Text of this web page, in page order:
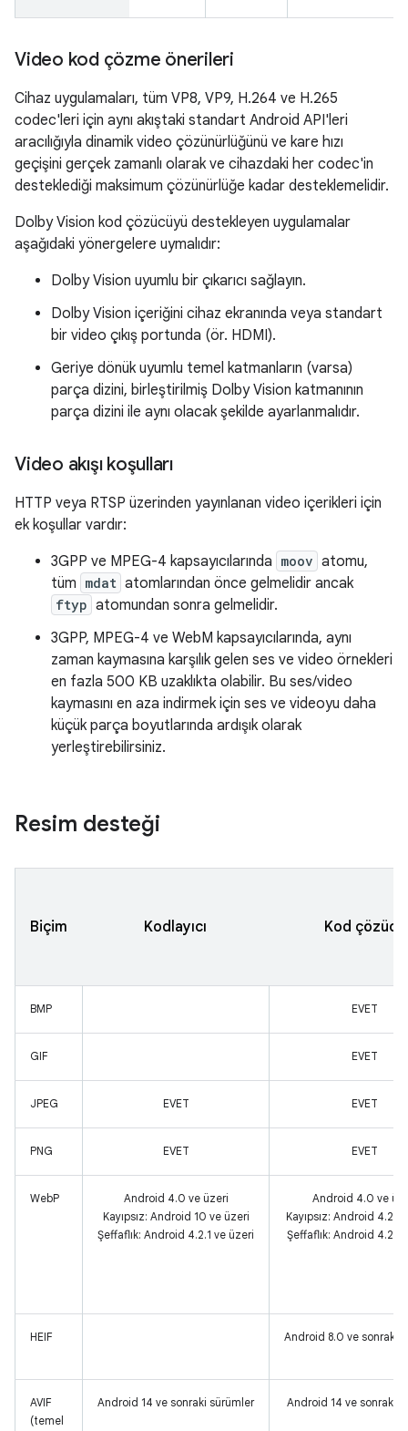
Video kod çözme önerileri
Cihaz uygulamaları, tüm VP8, VP9, H.264 ve H.265
codec'leri için aynı akıştaki standart Android API'leri
aracılığıyla dinamik video çözünürlüğünü ve kare hızı
geçişini gerçek zamanlı olarak ve cihazdaki her codec'in
desteklediği maksimum çözünürlüğe kadar desteklemelidir.
Dolby Vision kod çözücüyü destekleyen uygulamalar
aşağıdaki yönergelere uymalıdır:
Dolby Vision uyumlu bir çıkarıcı sağlayın.
Dolby Vision içeriğini cihaz ekranında veya standart
bir video çıkış portunda (ör. HDMI).
Geriye dönük uyumlu temel katmanların (varsa)
parça dizini, birleştirilmiş Dolby Vision katmanının
parça dizini ile aynı olacak şekilde ayarlanmalıdır.
Video akışı koşulları
HTTP veya RTSP üzerinden yayınlanan video içerikleri için
ek koşullar vardır:
3GPP ve MPEG-4 kapsayıcılarında moov atomu,
tüm mdat atomlarından önce gelmelidir ancak
ftyp atomundan sonra gelmelidir.
3GPP, MPEG-4 ve WebM kapsayıcılarında, aynı
zaman kaymasına karşılık gelen ses ve video örnekleri
en fazla 500 KB uzaklıkta olabilir. Bu ses/video
kaymasını en aza indirmek için ses ve videoyu daha
küçük parça boyutlarında ardışık olarak
yerleştirebilirsiniz.
Resim desteği
Biçim Kodlayıcı Kod çözücü
BMP EVET
GIF EVET
JPEG EVET EVET
PNG EVET EVET
WebP
Android 4.0 ve üzeri
Kayıpsız: Android 10 ve üzeri
Şeffaflık: Android 4.2.1 ve üzeri
Android 4.0 ve
Kayıpsız: Android 4.2.1
Şeffaflık: Android 4.2.1
HEIF Android 8.0 ve sonraki
AVIF
(temel
Android 14 ve sonraki sürümler Android 14 ve sonraki